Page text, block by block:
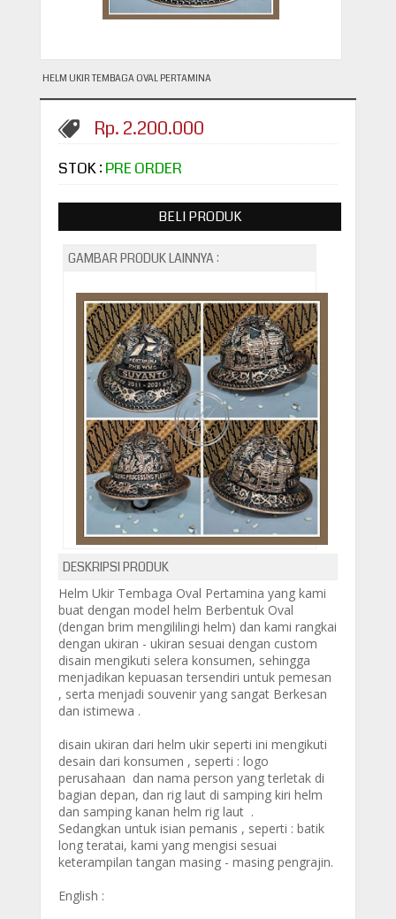
HELM UKIR TEMBAGA OVAL PERTAMINA
Rp. 2.200.000
STOK : PRE ORDER
BELI PRODUK
GAMBAR PRODUK LAINNYA :
DESKRIPSI PRODUK
Helm Ukir Tembaga Oval Pertamina yang kami
buat dengan model helm Berbentuk Oval
(dengan brim mengililingi helm) dan kami rangkai
dengan ukiran - ukiran sesuai dengan custom
disain mengikuti selera konsumen, sehingga
menjadikan kepuasan tersendiri untuk pemesan
, serta menjadi souvenir yang sangat Berkesan
dan istimewa .
disain ukiran dari helm ukir seperti ini mengikuti
desain dari konsumen , seperti : logo
perusahaan dan nama person yang terletak di
bagian depan, dan rig laut di samping kiri helm
dan samping kanan helm rig laut .
Sedangkan untuk isian pemanis , seperti : batik
long teratai, kami yang mengisi sesuai
keterampilan tangan masing - masing pengrajin.
English :